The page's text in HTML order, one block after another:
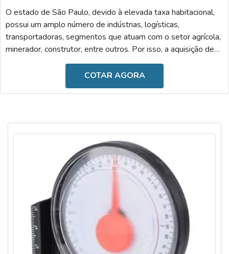
O estado de São Paulo, devido à elevada taxa habitacional,
possui um amplo número de indústrias, logísticas,
transportadoras, segmentos que atuam com o setor agrícola,
minerador, construtor, entre outros. Por isso, a aquisição de
um inclinômetro para caminhão basculante SP é fundamental
para diversos setores. OS MOTIVOS QUE TORNAM A
COMPRA VANTAJOSAO estado conta com principais vias e
COTAR AGORA